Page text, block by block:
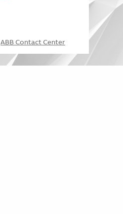
ABB Contact Center